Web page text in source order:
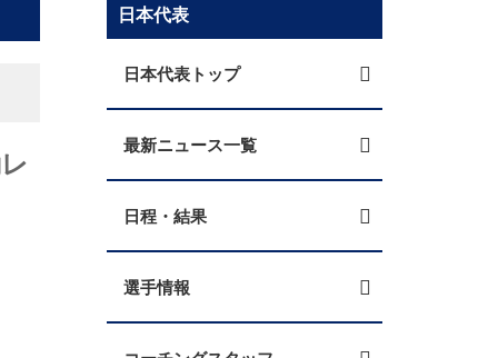
日本代表
日本代表トップ
最新ニュース一覧
日程・結果
選手情報